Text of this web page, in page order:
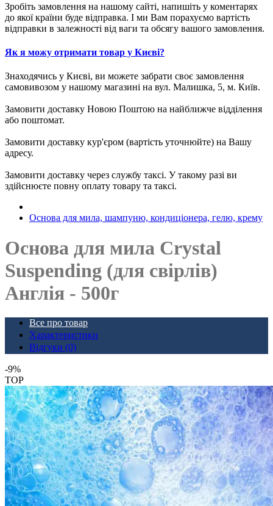
Зробіть замовлення на нашому сайті, напишіть у коментарях
до якої країни буде відправка. І ми Вам порахуємо вартість
відправки в залежності від ваги та обсягу вашого замовлення.
Як я можу отримати товар у Києві?
Знаходячись у Києві, ви можете забрати своє замовлення
самовивозом у нашому магазині на вул. Малишка, 5, м. Київ.
Замовити доставку Новою Поштою на найближче відділення
або поштомат.
Замовити доставку кур'єром (вартість уточнюйте) на Вашу
адресу.
Замовити доставку через службу таксі. У такому разі ви
здійснюєте повну оплату товару та таксі.
Основа для мила, шампуню, кондиціонера, гелю, крему
Основа для мила Crystal
Suspending (для свірлів)
Англія - ​​500г
Все про товар
Характеристики
Відгуки (0)
-9%
TOP